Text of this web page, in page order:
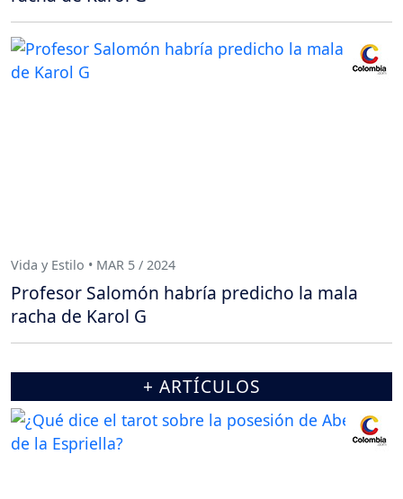
Vida y Estilo • MAR 5 / 2024
Profesor Salomón habría predicho la mala
racha de Karol G
+ ARTÍCULOS